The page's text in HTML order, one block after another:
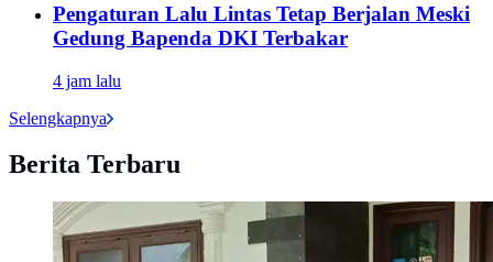
Pengaturan Lalu Lintas Tetap Berjalan Meski
Gedung Bapenda DKI Terbakar
4 jam lalu
Selengkapnya
Berita Terbaru